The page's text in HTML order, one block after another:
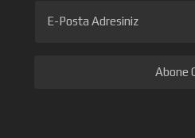
E-Posta Adresiniz